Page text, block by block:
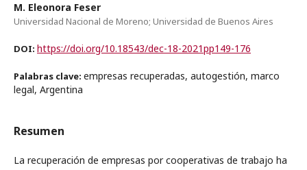
M. Eleonora Feser
Universidad Nacional de Moreno; Universidad de Buenos Aires
DOI: https://doi.org/10.18543/dec-18-2021pp149-176
Palabras clave: empresas recuperadas, autogestión, marco
legal, Argentina
Resumen
La recuperación de empresas por cooperativas de trabajo ha